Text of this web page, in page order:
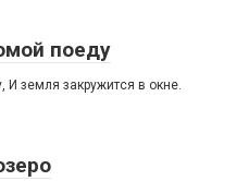
поеду
И земля закружится в окне.